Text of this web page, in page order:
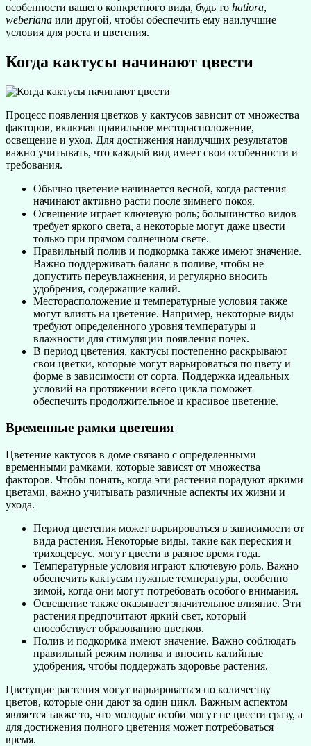
особенности вашего конкретного вида, будь то hatiora,
weberiana или другой, чтобы обеспечить ему наилучшие
условия для роста и цветения.
Когда кактусы начинают цвести
Процесс появления цветков у кактусов зависит от множества
факторов, включая правильное месторасположение,
освещение и уход. Для достижения наилучших результатов
важно учитывать, что каждый вид имеет свои особенности и
требования.
Обычно цветение начинается весной, когда растения
начинают активно расти после зимнего покоя.
Освещение играет ключевую роль; большинство видов
требует яркого света, а некоторые могут даже цвести
только при прямом солнечном свете.
Правильный полив и подкормка также имеют значение.
Важно поддерживать баланс в поливе, чтобы не
допустить переувлажнения, и регулярно вносить
удобрения, содержащие калий.
Месторасположение и температурные условия также
могут влиять на цветение. Например, некоторые виды
требуют определенного уровня температуры и
влажности для стимуляции появления почек.
В период цветения, кактусы постепенно раскрывают
свои цветки, которые могут варьироваться по цвету и
форме в зависимости от сорта. Поддержка идеальных
условий на протяжении всего цикла поможет
обеспечить продолжительное и красивое цветение.
Временные рамки цветения
Цветение кактусов в доме связано с определенными
временными рамками, которые зависят от множества
факторов. Чтобы понять, когда эти растения порадуют яркими
цветами, важно учитывать различные аспекты их жизни и
ухода.
Период цветения может варьироваться в зависимости от
вида растения. Некоторые виды, такие как переския и
трихоцереус, могут цвести в разное время года.
Температурные условия играют ключевую роль. Важно
обеспечить кактусам нужные температуры, особенно
зимой, когда они могут потребовать особого внимания.
Освещение также оказывает значительное влияние. Эти
растения предпочитают яркий свет, который
способствует образованию цветков.
Полив и подкормка имеют значение. Важно соблюдать
правильный режим полива и вносить калийные
удобрения, чтобы поддержать здоровье растения.
Цветущие растения могут варьироваться по количеству
цветов, которые они дают за один цикл. Важным аспектом
является также то, что молодые особи могут не цвести сразу, а
для достижения полного цветения может потребоваться
время.